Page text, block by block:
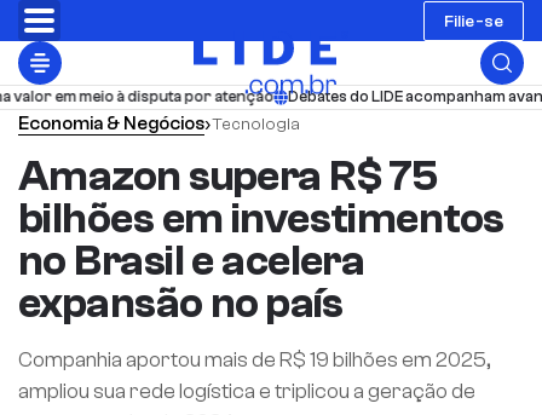
Filie-se
meio à disputa por atenção Debates do LIDE acompanham avanços
Economia & Negócios›Tecnologia
Amazon supera R$ 75
bilhões em investimentos
no Brasil e acelera
expansão no país
Companhia aportou mais de R$ 19 bilhões em 2025,
ampliou sua rede logística e triplicou a geração de